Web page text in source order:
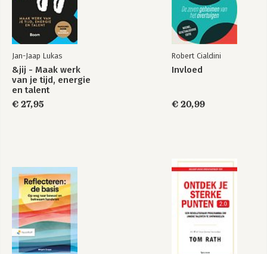
Jan-Jaap Lukas
&jij - Maak werk
van je tijd, energie
en talent
€ 27,95
Robert Cialdini
Invloed
€ 20,99